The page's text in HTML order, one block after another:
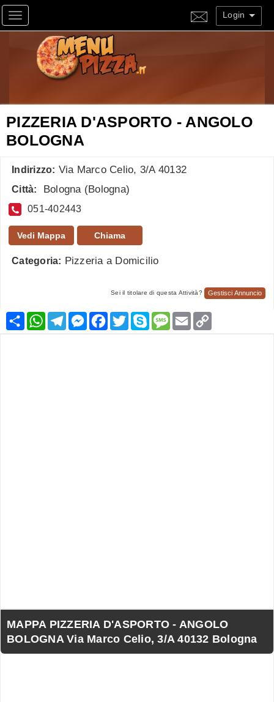
Toggle navigation Login
PIZZERIA D'ASPORTO - ANGOLO
BOLOGNA
Indirizzo: Via Marco Celio, 3/A 40132
Città: Bologna (Bologna)
051-402443
Vedi Mappa Chiama
Categoria: Pizzeria a Domicilio
Sei il titolare di questa Attività? Gestisci Annuncio
CondividiWhatsApp
TelegramMessenger
Facebook
TwitterSkypeMessage
Email
MAPPA PIZZERIA D'ASPORTO - ANGOLO
BOLOGNA Via Marco Celio, 3/A 40132 Bologna